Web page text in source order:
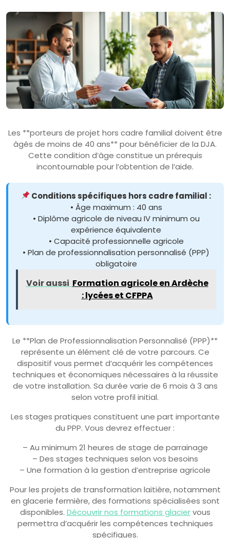
Les **porteurs de projet hors cadre familial doivent être
âgés de moins de 40 ans** pour bénéficier de la DJA.
Cette condition d’âge constitue un prérequis
incontournable pour l’obtention de l’aide.
Conditions spécifiques hors cadre familial :
• Âge maximum : 40 ans
• Diplôme agricole de niveau IV minimum ou
expérience équivalente
• Capacité professionnelle agricole
• Plan de professionnalisation personnalisé (PPP)
obligatoire
Voir aussi Formation agricole en Ardèche
: lycées et CFPPA
Le **Plan de Professionnalisation Personnalisé (PPP)**
représente un élément clé de votre parcours. Ce
dispositif vous permet d’acquérir les compétences
techniques et économiques nécessaires à la réussite
de votre installation. Sa durée varie de 6 mois à 3 ans
selon votre profil initial.
Les stages pratiques constituent une part importante
du PPP. Vous devrez effectuer :
– Au minimum 21 heures de stage de parrainage
– Des stages techniques selon vos besoins
– Une formation à la gestion d’entreprise agricole
Pour les projets de transformation laitière, notamment
en glacerie fermière, des formations spécialisées sont
disponibles. Découvrir nos formations glaciervous
permettra d’acquérir les compétences techniques
spécifiques.